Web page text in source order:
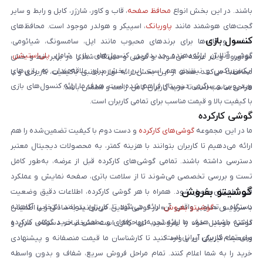
باشند. در این بخش انواع محافظ صفحه، قاب و کاور، شارژر، کابل و رابط و سایر
گجت‌های هوشمند مانند پاوربانک، اسپیکر و هولدر موجود است. محافظ‌های
صفحه و قاب‌ها برای برندهای محبوب مانند اپل، سامسونگ، شیائومی،
موتورولا و آنر عرضه می‌شوند و گوشی و دستگاه شما را در برابر خط و خش
محافظت می‌کنند. هدف از این بخش ارائه لوازم جانبی باکیفیت، کاربردی و با
طراحی مناسب است تا خرید کاربران کامل، راحت و مطمئن باشد.
کنسول بازی
گوشی آنلاین ارائه‌دهنده جدیدترین کنسول‌های بازی شامل پلی‌استیشن،
ایکس‌باکس و نینتندو هم است. این بخش برای علاقه‌مندان به بازی‌های
ویدیویی و سرگرمی دیجیتال فراهم شده است. هدف ما ارائه کنسول‌های بازی
با کیفیت بالا و قیمت مناسب برای تمامی کاربران است.
گوشی کارکرده
ما در این مجموعه گوشی‌های کارکرده و دست دوم با کیفیت تضمین‌شده را هم
ارائه می‌دهیم تا کاربران بتوانند با هزینه کمتر، به محصولات دیجیتال معتبر
دسترسی داشته باشند. تمامی گوشی‌های کارکرده قبل از عرضه، به‌طور کامل
تست و بررسی تخصصی می‌شوند تا از سلامت باتری، صفحه نمایش و عملکرد
فنی اطمینان حاصل شود. همراه با هر گوشی کارکرده، اطلاعات دقیق وضعیت
دستگاه و تصاویر واقعی آن ارائه می‌شود تا کاربران بتوانند انتخابی آگاهانه
داشته باشند. هدف ما ارائه تجربه‌ای حرفه‌ای و مطمئن از خرید گوشی کارکرده
برای تمام کاربران ایرانی است.
گوشیتو بفروش
با سرویس «گوشیتو بفروش» در گوشی آنلاین، می‌توانید به‌سادگی و با اطمینان
گوشی موبایل خود را بفروشید. تنها کافی است مشخصات دستگاه، مدل و
وضعیت فیزیکی آن را وارد کنید تا کارشناسان ما قیمت منصفانه و پیشنهادی
خرید را به شما اعلام کنند. تمام مراحل فروش سریع، شفاف و بدون واسطه